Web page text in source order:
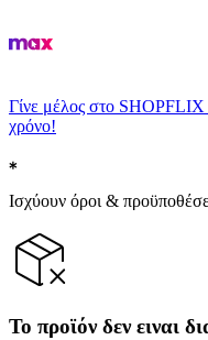
Γίνε μέλος στο SHOPFLIX
χρόνο!
Ισχύουν όροι &
Το προϊόν δεν ειναι